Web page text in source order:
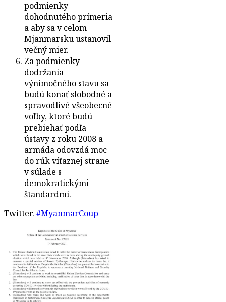
podmienky
dohodnutého prímeria
a aby sa v celom
Mjanmarsku ustanovil
večný mier.
Za podmienky
dodržania
výnimočného stavu sa
budú konať slobodné a
spravodlivé všeobecné
voľby, ktoré budú
prebiehať podľa
ústavy z roku 2008 a
armáda odovzdá moc
do rúk víťaznej strane
v súlade s
demokratickými
štandardmi.
Twitter. #MyanmarCoup